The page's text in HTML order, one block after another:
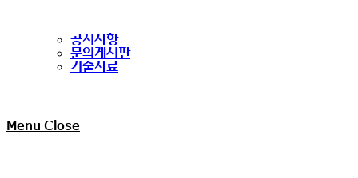
공지사항
문의게시판
기술자료
Menu Close